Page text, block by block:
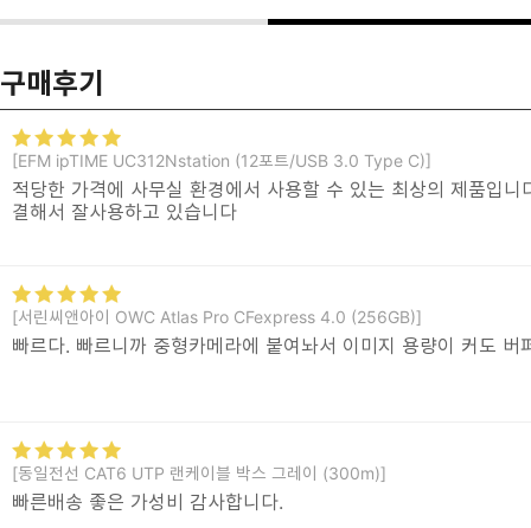
구매후기
[EFM ipTIME UC312Nstation (12포트/USB 3.0 Type C)]
적당한 가격에 사무실 환경에서 사용할 수 있는 최상의 제품입
결해서 잘사용하고 있습니다
[서린씨앤아이 OWC Atlas Pro CFexpress 4.0 (256GB)]
빠르다. 빠르니까 중형카메라에 붙여놔서 이미지 용량이 커도 버
[동일전선 CAT6 UTP 랜케이블 박스 그레이 (300m)]
빠른배송 좋은 가성비 감사합니다.